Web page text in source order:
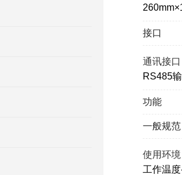
接口
通讯接
RS485
功能
一般规范
使用环
工作温